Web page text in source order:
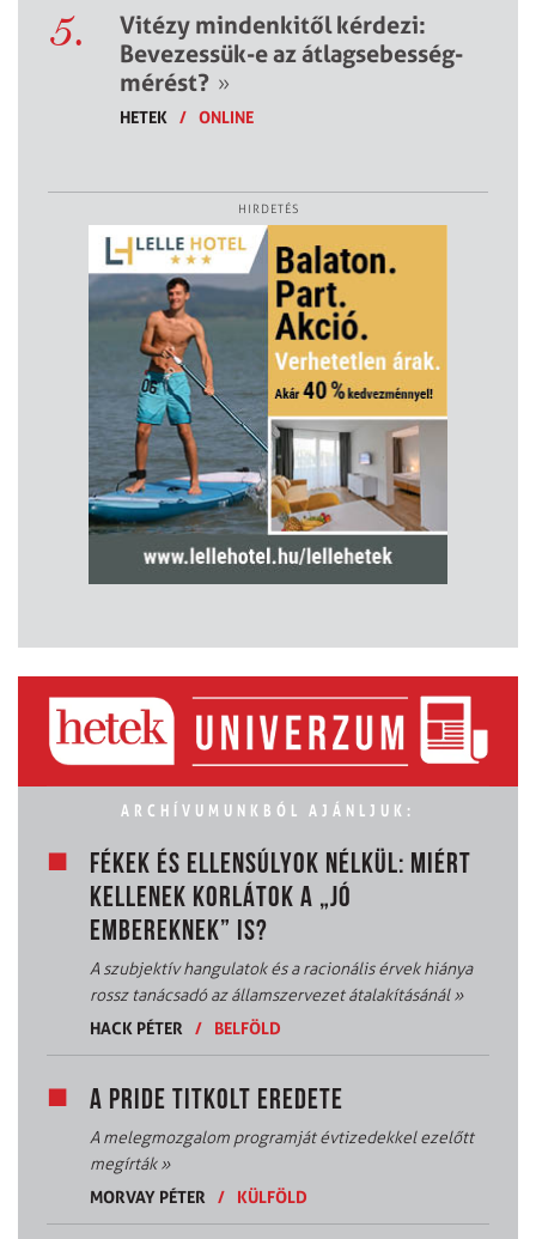
5.
Vitézy mindenkitől kérdezi:
Bevezessük-e az átlagsebesség-
mérést? »
HETEK / ONLINE
HIRDETÉS
ARCHÍVUMUNKBÓL AJÁNLJUK:
FÉKEK ÉS ELLENSÚLYOK NÉLKÜL: MIÉRT
KELLENEK KORLÁTOK A „JÓ
EMBEREKNEK” IS?
A szubjektív hangulatok és a racionális érvek hiánya
rossz tanácsadó az államszervezet átalakításánál»
HACK PÉTER
/ BELFÖLD
A PRIDE TITKOLT EREDETE
A melegmozgalom programját évtizedekkel ezelőtt
megírták»
MORVAY PÉTER
/ KÜLFÖLD